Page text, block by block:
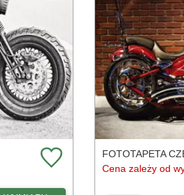
FOTOTAPETA
Cena zależy od